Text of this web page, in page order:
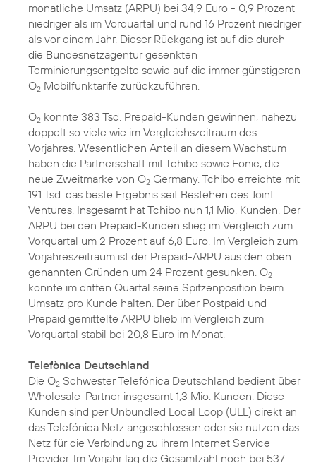
monatliche Umsatz (ARPU) bei 34,9 Euro - 0,9 Prozent
niedriger als im Vorquartal und rund 16 Prozent niedriger
als vor einem Jahr. Dieser Rückgang ist auf die durch
die Bundesnetzagentur gesenkten
Terminierungsentgelte sowie auf die immer günstigeren
O2 Mobilfunktarife zurückzuführen.
O2 konnte 383 Tsd. Prepaid-Kunden gewinnen, nahezu
doppelt so viele wie im Vergleichszeitraum des
Vorjahres. Wesentlichen Anteil an diesem Wachstum
haben die Partnerschaft mit Tchibo sowie Fonic, die
neue Zweitmarke von O2 Germany. Tchibo erreichte mit
191 Tsd. das beste Ergebnis seit Bestehen des Joint
Ventures. Insgesamt hat Tchibo nun 1,1 Mio. Kunden. Der
ARPU bei den Prepaid-Kunden stieg im Vergleich zum
Vorquartal um 2 Prozent auf 6,8 Euro. Im Vergleich zum
Vorjahreszeitraum ist der Prepaid-ARPU aus den oben
genannten Gründen um 24 Prozent gesunken. O2
konnte im dritten Quartal seine Spitzenposition beim
Umsatz pro Kunde halten. Der über Postpaid und
Prepaid gemittelte ARPU blieb im Vergleich zum
Vorquartal stabil bei 20,8 Euro im Monat.
Telefònica Deutschland
Die O2 Schwester Telefónica Deutschland bedient über
Wholesale-Partner insgesamt 1,3 Mio. Kunden. Diese
Kunden sind per Unbundled Local Loop (ULL) direkt an
das Telefónica Netz angeschlossen oder sie nutzen das
Netz für die Verbindung zu ihrem Internet Service
Provider. Im Vorjahr lag die Gesamtzahl noch bei 537